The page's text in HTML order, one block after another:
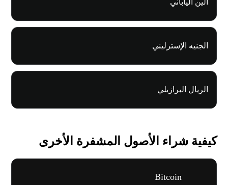
الين الياباني
الجنيه الإسترليني
الريال البرازيلي
كيفية شراء الأصول المشفرة الأخرى
Bitcoin